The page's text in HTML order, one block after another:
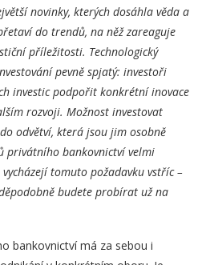
novinky, kterých dosáhla věda a
do trendů, na něž zareaguje
příležitosti. Technologický
pevně spjatý: investoři
investic podpořit konkrétní inovace
rozvoji. Možnost investovat
odvětví, která jsou jim osobně
privátního bankovnictví velmi
tomuto požadavku vstříc –
budete probírat už na
bankovnictví má za sebou i